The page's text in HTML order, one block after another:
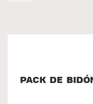
PACK DE